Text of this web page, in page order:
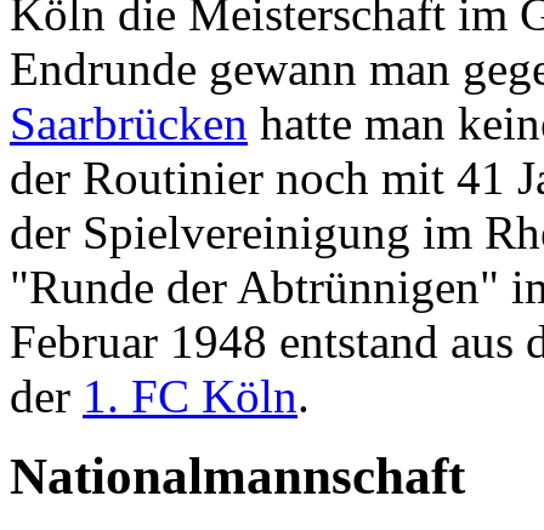
Köln die Meisterschaft im
Endrunde gewann man
Saarbrücken hatte man
der Routinier noch mit 41
der Spielvereinigung im
"Runde der Abtrünnigen"
Februar 1948 entstand
der 1. FC Köln.
Nationalmannschaft